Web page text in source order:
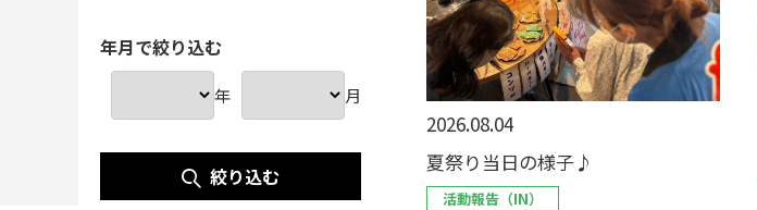
2026.08.04
夏祭り当日の様子♪
活動報告（IN）
年月で絞り込む
年 月
絞り込む